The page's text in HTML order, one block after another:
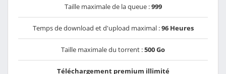
Taille maximale de la queue :999
Temps de download et d'upload maximal :96 Heures
Taille maximale du torrent :500 Go
Téléchargement premium illimité